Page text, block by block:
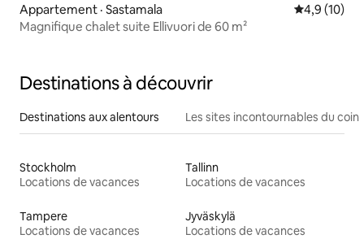
Appartement · Sastamala Note
4,9 (10)
Magnifique chalet suite Ellivuori de 60 m²
Destinations à découvrir
Destinations aux alentours Les sites incontournables du coin
Stockholm
Locations de vacances
Tallinn
Locations de vacances
Tampere
Locations de vacances
Jyväskylä
Locations de vacances